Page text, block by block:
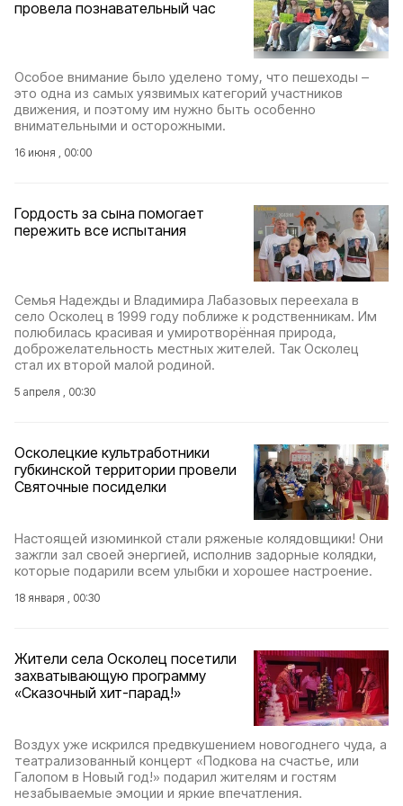
провела познавательный час
Особое внимание было уделено тому, что пешеходы –
это одна из самых уязвимых категорий участников
движения, и поэтому им нужно быть особенно
внимательными и осторожными.
16 июня , 00:00
Гордость за сына помогает
пережить все испытания
Семья Надежды и Владимира Лабазовых переехала в
село Осколец в 1999 году поближе к родственникам. Им
полюбилась красивая и умиротворённая природа,
доброжелательность местных жителей. Так Осколец
стал их второй малой родиной.
5 апреля , 00:30
Осколецкие культработники
губкинской территории провели
Святочные посиделки
Настоящей изюминкой стали ряженые колядовщики! Они
зажгли зал своей энергией, исполнив задорные колядки,
которые подарили всем улыбки и хорошее настроение.
18 января , 00:30
Жители села Осколец посетили
захватывающую программу
«Сказочный хит-парад!»
Воздух уже искрился предвкушением новогоднего чуда, а
театрализованный концерт «Подкова на счастье, или
Галопом в Новый год!» подарил жителям и гостям
незабываемые эмоции и яркие впечатления.